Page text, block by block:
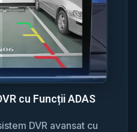
cu Funcții ADAS
DVR avansat cu